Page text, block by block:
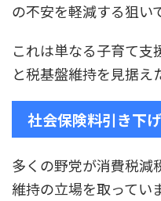
の不安を軽減する狙い
これは単なる子育て支
と税基盤維持を見据え
社会保険料引き下
多くの野党が消費税減
維持の立場を取ってい